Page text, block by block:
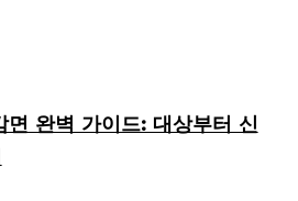
완벽 가이드: 대상부터 신